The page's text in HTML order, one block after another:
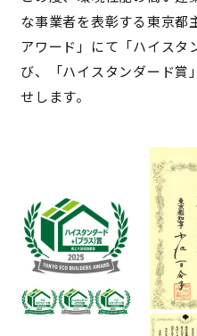
な事業者を表彰する東京都
アワード」にて「ハイスタ
び、「ハイスタンダード賞
せします。